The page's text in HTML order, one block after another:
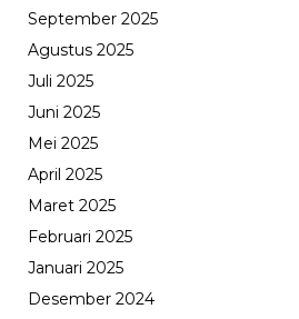
September 2025
Agustus 2025
Juli 2025
Juni 2025
Mei 2025
April 2025
Maret 2025
Februari 2025
Januari 2025
Desember 2024